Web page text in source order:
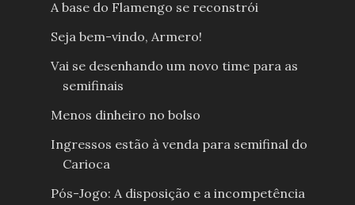
A base do Flamengo se reconstrói
Seja bem-vindo, Armero!
Vai se desenhando um novo time para as
semifinais
Menos dinheiro no bolso
Ingressos estão à venda para semifinal do
Carioca
Pós-Jogo: A disposição e a incompetência